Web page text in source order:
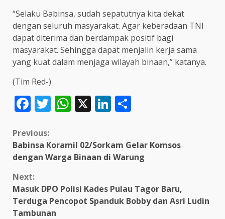
“Selaku Babinsa, sudah sepatutnya kita dekat
dengan seluruh masyarakat. Agar keberadaan TNI
dapat diterima dan berdampak positif bagi
masyarakat. Sehingga dapat menjalin kerja sama
yang kuat dalam menjaga wilayah binaan,” katanya.
(Tim Red-)
Facebook
Twitter
WhatsApp
X LinkedIn
Continue
Reading
Previous:
Babinsa Koramil 02/Sorkam Gelar Komsos
dengan Warga Binaan di Warung
Next:
Masuk DPO Polisi Kades Pulau Tagor Baru,
Terduga Pencopot Spanduk Bobby dan Asri Ludin
Tambunan